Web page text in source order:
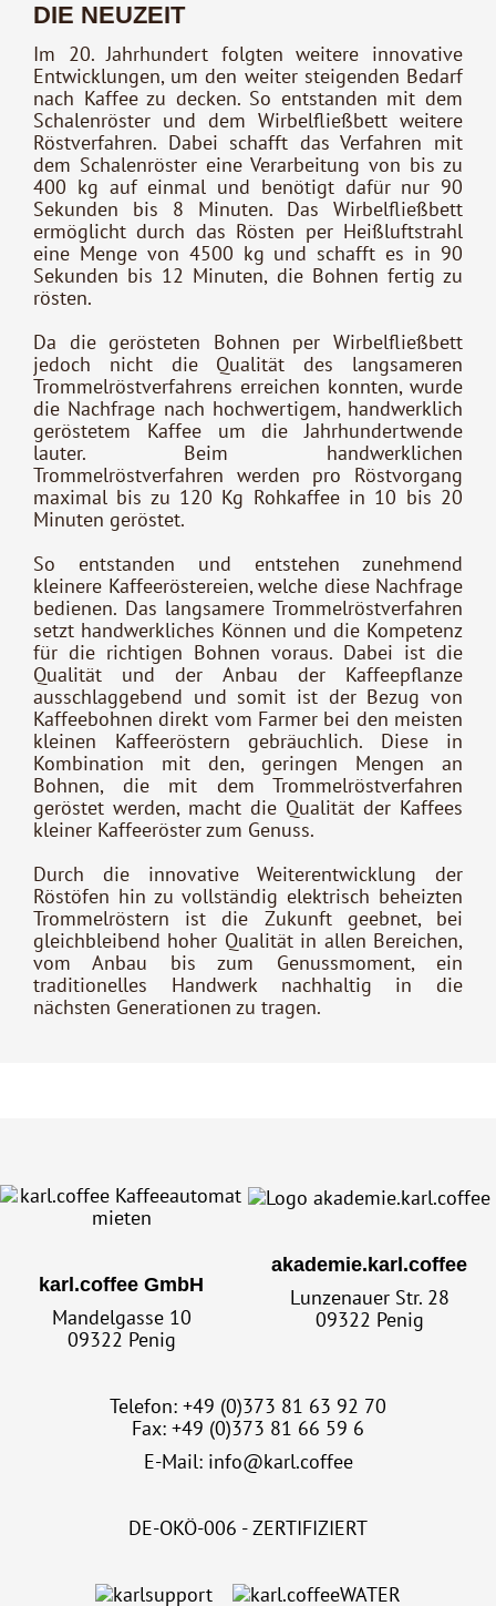
DIE NEUZEIT
Im 20. Jahrhundert folgten weitere innovative
Entwicklungen, um den weiter steigenden Bedarf
nach Kaffee zu decken. So entstanden mit dem
Schalenröster und dem Wirbelfließbett weitere
Röstverfahren. Dabei schafft das Verfahren mit
dem Schalenröster eine Verarbeitung von bis zu
400 kg auf einmal und benötigt dafür nur 90
Sekunden bis 8 Minuten. Das Wirbelfließbett
ermöglicht durch das Rösten per Heißluftstrahl
eine Menge von 4500 kg und schafft es in 90
Sekunden bis 12 Minuten, die Bohnen fertig zu
rösten.
Da die gerösteten Bohnen per Wirbelfließbett
jedoch nicht die Qualität des langsameren
Trommelröstverfahrens erreichen konnten, wurde
die Nachfrage nach hochwertigem, handwerklich
geröstetem Kaffee um die Jahrhundertwende
lauter. Beim handwerklichen
Trommelröstverfahren werden pro Röstvorgang
maximal bis zu 120 Kg Rohkaffee in 10 bis 20
Minuten geröstet.
So entstanden und entstehen zunehmend
kleinere Kaffeeröstereien, welche diese Nachfrage
bedienen. Das langsamere Trommelröstverfahren
setzt handwerkliches Können und die Kompetenz
für die richtigen Bohnen voraus. Dabei ist die
Qualität und der Anbau der Kaffeepflanze
ausschlaggebend und somit ist der Bezug von
Kaffeebohnen direkt vom Farmer bei den meisten
kleinen Kaffeeröstern gebräuchlich. Diese in
Kombination mit den, geringen Mengen an
Bohnen, die mit dem Trommelröstverfahren
geröstet werden, macht die Qualität der Kaffees
kleiner Kaffeeröster zum Genuss.
Durch die innovative Weiterentwicklung der
Röstöfen hin zu vollständig elektrisch beheizten
Trommelröstern ist die Zukunft geebnet, bei
gleichbleibend hoher Qualität in allen Bereichen,
vom Anbau bis zum Genussmoment, ein
traditionelles Handwerk nachhaltig in die
nächsten Generationen zu tragen.
karl.coffee GmbH
Mandelgasse 10
09322 Penig
akademie.karl.coffee
Lunzenauer Str. 28
09322 Penig
Telefon: +49 (0)373 81 63 92 70
Fax: +49 (0)373 81 66 59 6
E-Mail: info@karl.coffee
DE-OKÖ-006 - ZERTIFIZIERT